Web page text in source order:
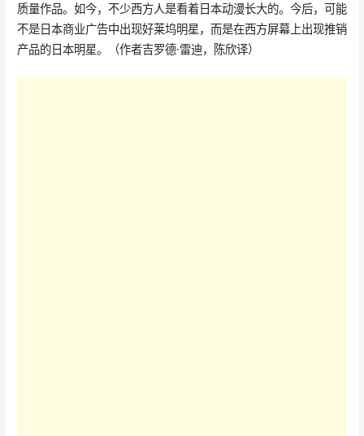
质量作品。如今，不少西方人是看着日本动漫长大的。今后，可能
不是日本商业广告中出现好莱坞明星，而是在西方屏幕上出现推销
产品的日本明星。（作者吉罗德·雷迪，陈欣译）